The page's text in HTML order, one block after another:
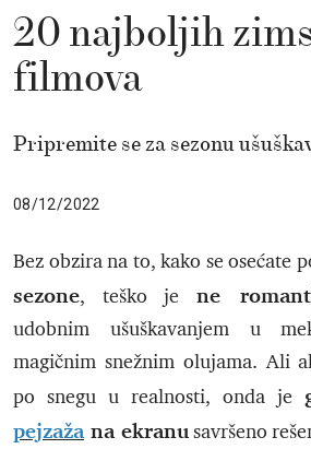
20 najboljih
filmova
Pripremite se za sezonu
08/12/2022
Bez obzira na to, kako se osećate
sezone, teško je ne
udobnim ušuškavanjem u
magičnim snežnim olujama. Ali
po snegu u realnosti, onda je
pejzažana ekranusavršeno